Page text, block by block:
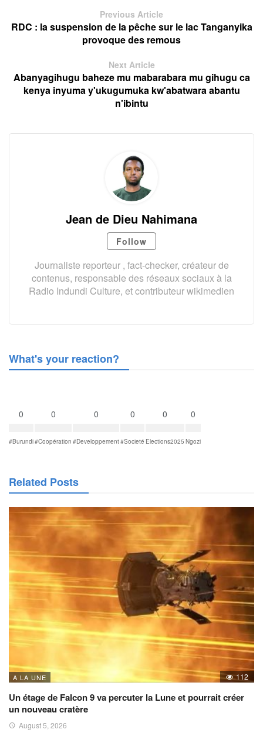
Previous Article
RDC : la suspension de la pêche sur le lac Tanganyika
provoque des remous
Next Article
Abanyagihugu baheze mu mabarabara mu gihugu ca
kenya inyuma y'ukugumuka kw'abatwara abantu
n'ibintu
Jean de Dieu Nahimana
Follow
Journaliste reporteur , fact-checker, créateur de
contenus, responsable des réseaux sociaux à la
Radio Indundi Culture, et contributeur wikimedien
What's your reaction?
0
#Burundi
0
#Coopération
0
#Developpement
0
#Societé
0
Elections2025
0
Ngozi
Related Posts
A LA UNE 112
Un étage de Falcon 9 va percuter la Lune et pourrait créer
un nouveau cratère
August 5, 2026